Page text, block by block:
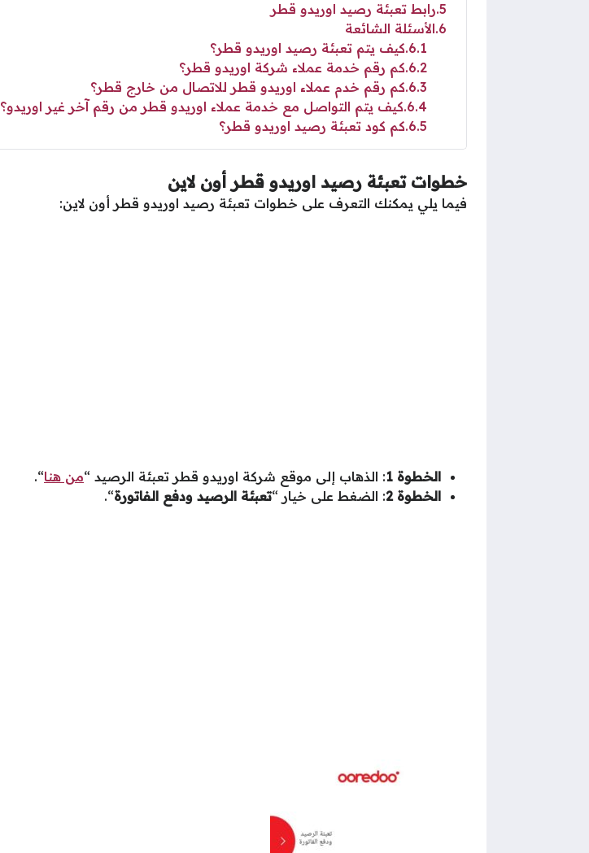
5 رابط تعبئة رصيد اوريدو قطر
6 الأسئلة الشائعة
6.1 كيف يتم تعبئة رصيد اوريدو قطر؟
6.2 كم رقم خدمة عملاء شركة اوريدو قطر؟
6.3 كم رقم خدم عملاء اوريدو قطر للاتصال من خارج قطر؟
6.4 كيف يتم التواصل مع خدمة عملاء اوريدو قطر من رقم آخر غير اوريدو؟
6.5 كم كود تعبئة رصيد اوريدو قطر؟
خطوات تعبئة رصيد اوريدو قطر أون لاين
فيما يلي يمكنك التعرف على خطوات تعبئة رصيد اوريدو قطر أون لاين:
الخطوة 1 : الذهاب إلى موقع شركة اوريدو قطر تعبئة الرصيد “من هنا“.
الخطوة 2 : الضغط على خيار “تعبئة الرصيد ودفع الفاتورة“.